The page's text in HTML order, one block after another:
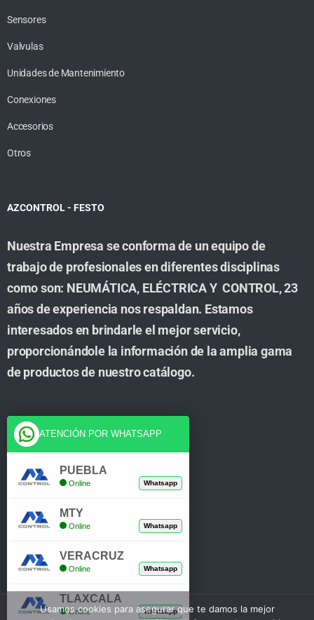
Sensores
Valvulas
Unidades de Mantenimiento
Conexiones
Accesorios
Otros
AZCONTROL - FESTO
Nuestra Empresa se conforma de un equipo de
trabajo de profesionales en diferentes disciplinas
como son: NEUMÁTICA, ELÉCTRICA Y CONTROL, 23
años de experiencia nos respaldan. Estamos
interesados en brindarle el mejor servicio,
proporcionándole la información de la amplia gama
de productos de nuestro catálogo.
Cuenta
Tienda
Mi Cuenta
Usamos cookies para asegurar que te damos la mejor
ATENCIÓN POR WHATSAPP
PUEBLA
Online Whatsapp
MTY
Online Whatsapp
VERACRUZ
Online Whatsapp
TLAXCALA
Online Whatsapp